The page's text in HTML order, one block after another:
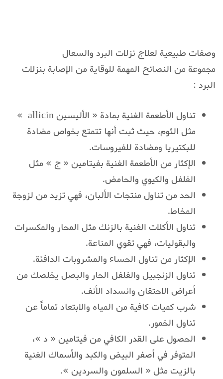
وصفات طبيعية لعلاج نزلات البرد والسعال
مجموعة من النصائح المهمة للوقاية من الإصابة بنزلات
البرد :
تناول الأطعمة الغنية بمادة « الأليسين allicin »
مثل الثوم، حيث ثبت أنها تتمتع بخواص مضادة
للبكتيريا ومضادة للفيروسات.
الإكثار من الأطعمة الغنية بفيتامين « ج » مثل
الفلفل والكيوي والحامض.
الحد من تناول منتجات الألبان، فهي تزيد من لزوجة
المخاط.
تناول الأكلات الغنية بالزنك مثل المحار والمكسرات
والبقوليات، فهي تقوي المناعة.
الإكثار من تناول الحساء والمشروبات الدافئة.
تناول الزنجبيل والفلفل الحار والبصل يخلصك من
أعراض الاحتقان وانسداد الأنف.
شرب كميات كافية من المياه والابتعاد تماماً عن
تناول الخمور.
الحصول على القدر الكافي من فيتامين « د »،
المتوفر في أصفر البيض والكبد والأسماك الغنية
بالزيت مثل « السلمون والسردين ».